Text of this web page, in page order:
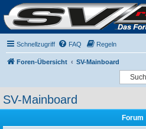
Schnellzugriff FAQ Regeln
Foren-Übersicht SV-Mainboard
SV-Mainboard
Forum